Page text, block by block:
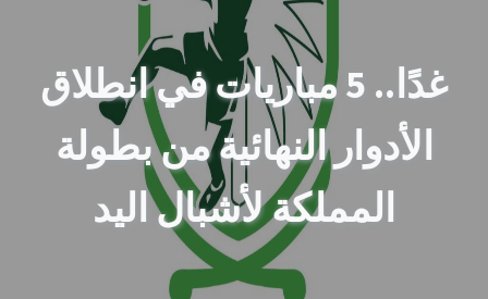
غدًا.. 5 مباريات في انطلاق
الأدوار النهائية من بطولة
المملكة لأشبال اليد